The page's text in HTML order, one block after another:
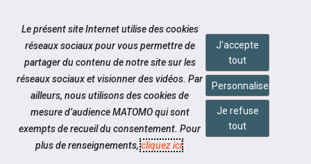
Aller au contenu
Notre actualité
ATTENTION AUX ARNAQUES CPF
Le présent site Internet utilise des cookies
réseaux sociaux pour vous permettre de
partager du contenu de notre site sur les
réseaux sociaux et visionner des vidéos. Par
ailleurs, nous utilisons des cookies de
mesure d’audience MATOMO qui sont
exempts de recueil du consentement. Pour
plus de renseignements,cliquez ici.
J'accepte
tout
Personnaliser
Je refuse
tout